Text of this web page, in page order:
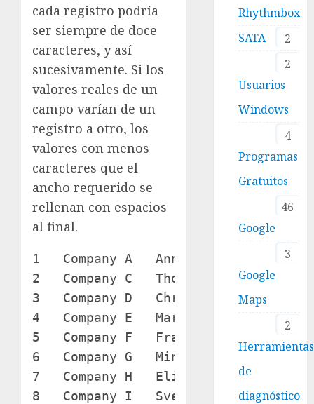
cada registro podría
ser siempre de doce
caracteres, y así
sucesivamente. Si los
valores reales de un
campo varían de un
registro a otro, los
valores con menos
caracteres que el
ancho requerido se
rellenan con espacios
al final.
1   Company A   Anna
2   Company C   Thomas     Axen
3   Company D   Christina  Lee
4   Company E   Martin
5   Company F   Francisco  Pérez-
6   Company G   Ming-Yang
7   Company H   Elizabeth
8   Company I   Sven
Rhythmbox
2
SATA
2
Usuarios
Windows
4
Programas
Gratuitos
46
Google
3
Google
Maps
2
Herramientas
de
diagnóstico